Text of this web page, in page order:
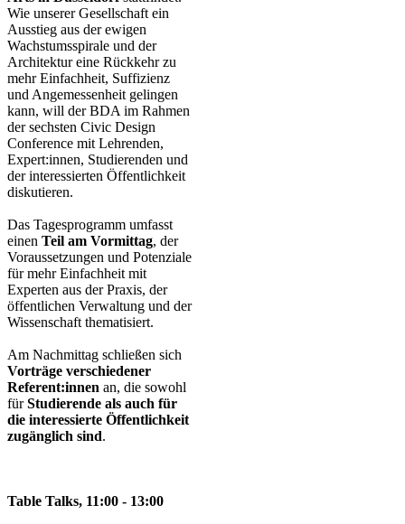
Wie unserer Gesellschaft ein
Ausstieg aus der ewigen
Wachstumsspirale und der
Architektur eine Rückkehr zu
mehr Einfachheit, Suffizienz
und Angemessenheit gelingen
kann, will der BDA im Rahmen
der sechsten Civic Design
Conference mit Lehrenden,
Expert:innen, Studierenden und
der interessierten Öffentlichkeit
diskutieren.
Das Tagesprogramm umfasst
einen Teil am Vormittag, der
Voraussetzungen und Potenziale
für mehr Einfachheit mit
Experten aus der Praxis, der
öffentlichen Verwaltung und der
Wissenschaft thematisiert.
Am Nachmittag schließen sich
Vorträge verschiedener
Referent:innen an, die sowohl
fürStudierende als auch für
die interessierte Öffentlichkeit
zugänglich sind.
Table Talks, 11:00 - 13:00